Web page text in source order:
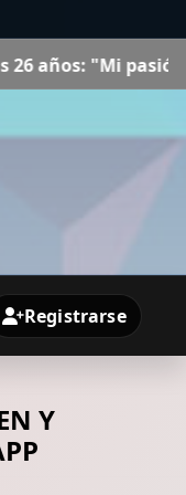
desayunar son
Registrarse
Y